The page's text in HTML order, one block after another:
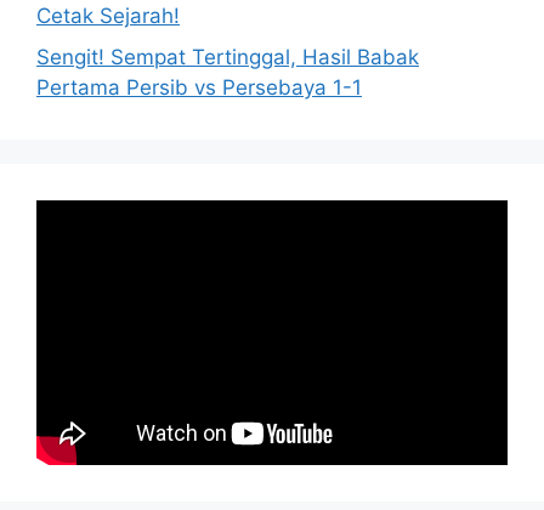
Cetak Sejarah!
Sengit! Sempat Tertinggal, Hasil Babak
Pertama Persib vs Persebaya 1-1